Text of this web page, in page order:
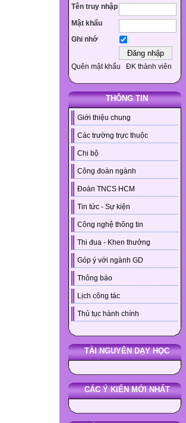
Tên truy nhập
Mật khẩu
Ghi nhớ
Quên mật khẩu ĐK thành viên
THÔNG TIN
Giới thiệu chung
Các trường trực thuộc
Chi bộ
Công đoàn ngành
Đoàn TNCS HCM
Tin tức - Sự kiện
Công nghệ thông tin
Thi đua - Khen thưởng
Góp ý với ngành GD
Thông báo
Lịch công tác
Thủ tục hành chính
TÀI NGUYÊN DẠY HỌC
CÁC Ý KIẾN MỚI NHẤT